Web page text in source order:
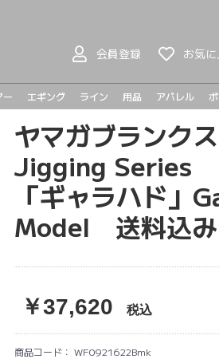
会員登録 お気に
ー
ドコ
ドメイドルアー
ルアー メガバス
バスルアー メガバス
Go-Phish
トゲーム
ルジグ
ウト
エギング ライン 用品 アパレル
ヤマガブランク
Jigging Series
「ギャラハド」
Model 送料込み
￥37,620 税込
商品コード： WF0921622Bmk